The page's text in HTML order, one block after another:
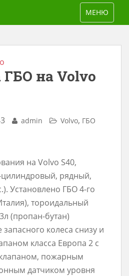
TOGGLE
МЕНЮ
ГБО на Volvo
admin Volvo, ГБО
на Volvo S40,
цилиндровый, рядный,
Установлено ГБО 4-го
тороидальный
(пропан-бутан)
колеса снизу и
класса Европа 2 с
пожарным
датчиком уровня